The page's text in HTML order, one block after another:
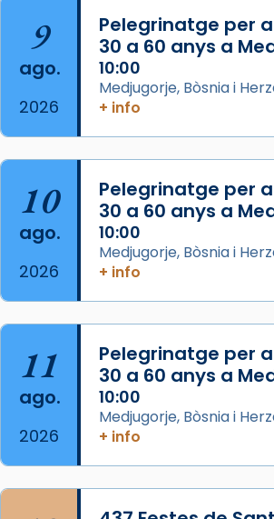
L’arquebisbe de Barcelona, el
Josep Omella, ha presidit la
concelebrat el bisbe auxiliar de
Mons. David Abadías.
📸 Dr. G. Simón
Foto
Arquebisbat de Barcelona
2 weeks ago
Memòria de les santes Juliana i
Acompanyant la història de
partir de l’Edat Mitjana
que les santes Juliana (“relatiu
Semproniana (“relatiu a
eterna”) són deixebles seves. I
frare Joan Gaspar Roig,
que les santes són filles de
Mataró en reivindicarà les relíq
9
ago.
2026
Pelegrinatge per
30 a 60 anys a
10:00
Medjugorje, Bòsnia i
+ info
10
ago.
2026
Pelegrinatge per
30 a 60 anys a
10:00
Medjugorje, Bòsnia i
+ info
11
ago.
2026
Pelegrinatge per
30 a 60 anys a
10:00
Medjugorje, Bòsnia i
+ info